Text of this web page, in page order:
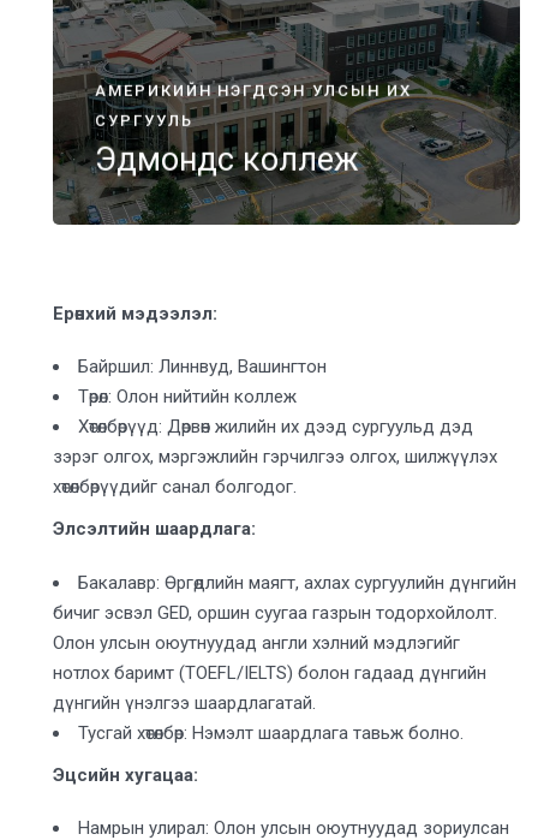
АМЕРИКИЙН НЭГДСЭН УЛСЫН ИХ
СУРГУУЛЬ
Эдмондс коллеж
Ерөнхий мэдээлэл:
Байршил: Линнвуд, Вашингтон
Төрөл: Олон нийтийн коллеж
Хөтөлбөрүүд: Дөрвөн жилийн их дээд сургуульд дэд
зэрэг олгох, мэргэжлийн гэрчилгээ олгох, шилжүүлэх
хөтөлбөрүүдийг санал болгодог.
Элсэлтийн шаардлага:
Бакалавр: Өргөдлийн маягт, ахлах сургуулийн дүнгийн
бичиг эсвэл GED, оршин суугаа газрын тодорхойлолт.
Олон улсын оюутнуудад англи хэлний мэдлэгийг
нотлох баримт (TOEFL/IELTS) болон гадаад дүнгийн
дүнгийн үнэлгээ шаардлагатай.
Тусгай хөтөлбөр: Нэмэлт шаардлага тавьж болно.
Эцсийн хугацаа:
Намрын улирал: Олон улсын оюутнуудад зориулсан